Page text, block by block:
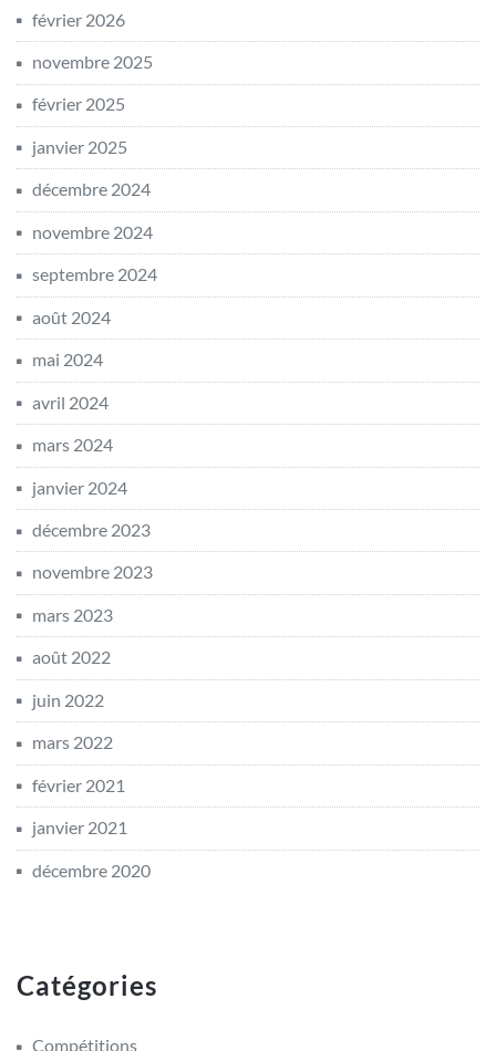
février 2026
novembre 2025
février 2025
janvier 2025
décembre 2024
novembre 2024
septembre 2024
août 2024
mai 2024
avril 2024
mars 2024
janvier 2024
décembre 2023
novembre 2023
mars 2023
août 2022
juin 2022
mars 2022
février 2021
janvier 2021
décembre 2020
Catégories
Compétitions